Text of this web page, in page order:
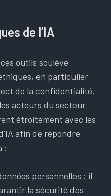
de l’IA
outils soulève
en particulier
de la confidentialité.
acteurs du secteur
étroitement avec les
afin de répondre
:
personnelles : il
la sécurité des